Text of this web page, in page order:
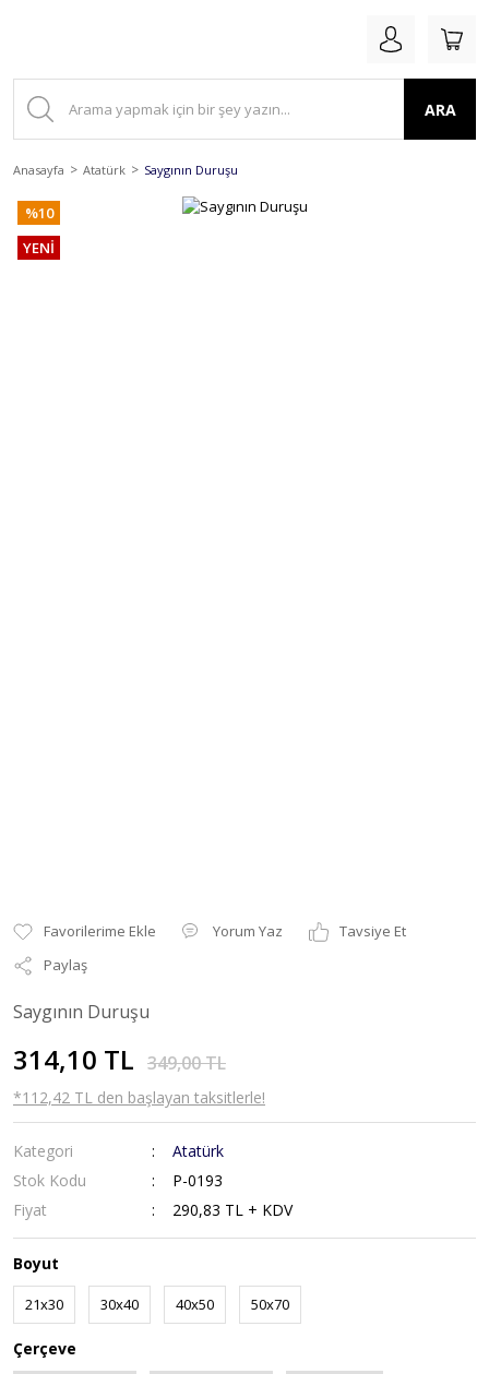
ARA
Anasayfa Atatürk Saygının Duruşu
%10
YENİ
Yorum Yaz
Tavsiye Et
Paylaş
Saygının Duruşu
314,10 TL 349,00 TL
*112,42 TL den başlayan taksitlerle!
Kategori
Atatürk
Stok Kodu
P-0193
Fiyat
290,83 TL + KDV
Boyut
21x30 30x40 40x50 50x70
Çerçeve